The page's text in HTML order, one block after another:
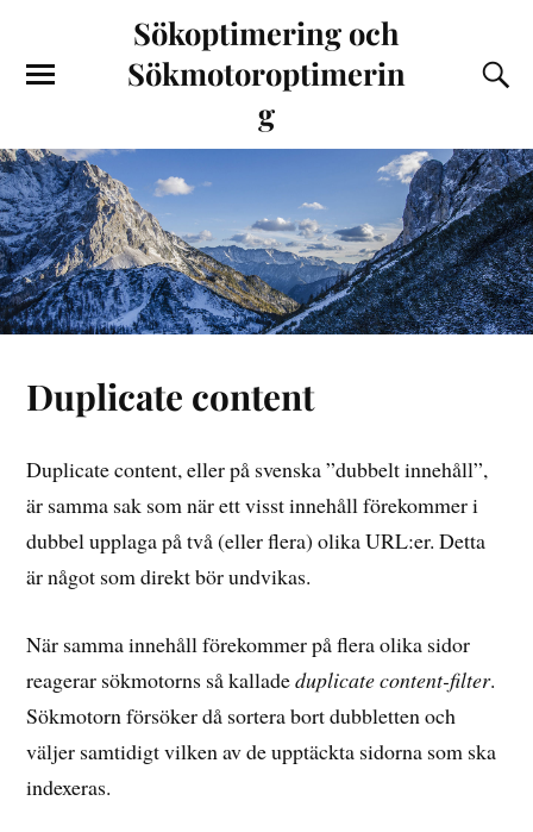
Sökoptimering och
Sökmotoroptimerin
g
Duplicate content
Duplicate content, eller på svenska ”dubbelt innehåll”,
är samma sak som när ett visst innehåll förekommer i
dubbel upplaga på två (eller flera) olika URL:er. Detta
är något som direkt bör undvikas.
När samma innehåll förekommer på flera olika sidor
reagerar sökmotorns så kalladeduplicate content-filter.
Sökmotorn försöker då sortera bort dubbletten och
väljer samtidigt vilken av de upptäckta sidorna som ska
indexeras.